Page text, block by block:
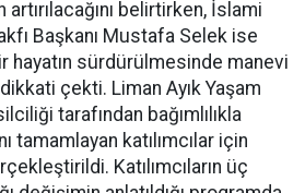
belirtirken, İslami
Başkanı Mustafa Selek ise
hayatın sürdürülmesinde manevi
çekti. Liman Ayık Yaşam
tarafından bağımlılıkla
tamamlayan katılımcılar için
Katılımcıların üç